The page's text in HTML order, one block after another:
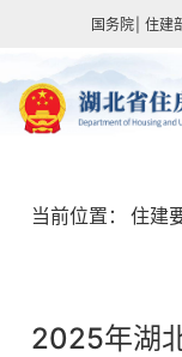
国务院 住建
当前位置： 住建
2025年湖